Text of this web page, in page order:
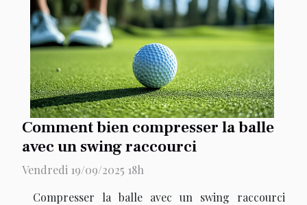
Comment bien compresser la balle
avec un swing raccourci
Vendredi 19/09/2025 18h
Compresser la balle avec un swing raccourci